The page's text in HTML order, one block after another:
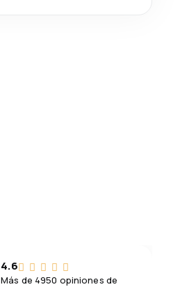
4.6
Más de 4950 opiniones de